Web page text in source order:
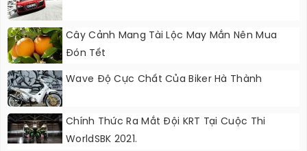
Cây Cảnh Mang Tài Lộc May Mắn Nên Mua
Đón Tết
Wave Độ Cực Chất Của Biker Hà Thành
Chính Thức Ra Mắt Đội KRT Tại Cuộc Thi
WorldSBK 2021.